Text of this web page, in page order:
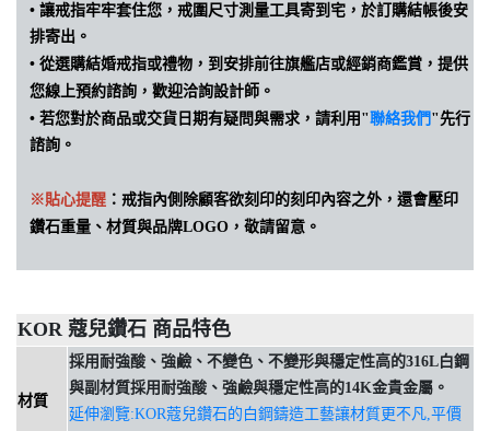
•讓戒指牢牢套住您，戒圍尺寸測量工具寄到宅，於訂購結帳後安
排寄出。
•從選購結婚戒指或禮物，到安排前往旗艦店或經銷商鑑賞，提供
您線上預約諮詢，歡迎洽詢設計師。
• 若您對於商品或交貨日期有疑問與需求，請利用"聯絡我們 "先行
諮詢。
※貼心提醒 ：戒指內側除顧客欲刻印的刻印內容之外，還會壓印
鑽石重量、材質與品牌LOGO，敬請留意。
KOR 蔻兒鑽石 商品特色
材質
採用耐強酸、強鹼、不變色、不變形與穩定性高的316L白鋼
與副材質採用 耐強酸、強鹼與穩定性高的14K金貴金屬 。
延伸瀏覽:KOR蔻兒鑽石的白鋼鑄造工藝讓材質更不凡,平價